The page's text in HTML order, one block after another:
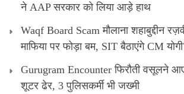
ने AAP सरकार को लिया आड़े हाथ
Waqf Board Scam मौलाना शहाबुद्दीन
माफिया पर फोड़ा बम, SIT बैठाएंगे CM
Gurugram Encounter फिरौती वसूलने
शूटर ढेर, 3 पुलिसकर्मी भी जख्मी